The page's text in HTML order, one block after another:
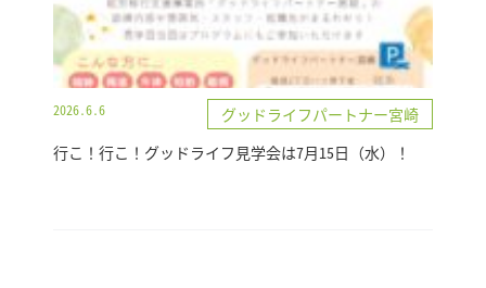
2026.6.6
グッドライフパートナー宮崎
行こ！行こ！グッドライフ見学会は7月15日（水）！